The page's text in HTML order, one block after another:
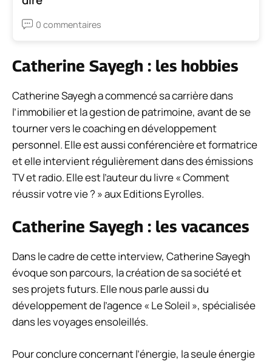
0 commentaires
Catherine Sayegh : les hobbies
Catherine Sayegh a commencé sa carrière dans
l’immobilier et la gestion de patrimoine, avant de se
tourner vers le coaching en développement
personnel. Elle est aussi conférencière et formatrice
et elle intervient régulièrement dans des émissions
TV et radio. Elle est l’auteur du livre « Comment
réussir votre vie ? » aux Editions Eyrolles.
Catherine Sayegh : les vacances
Dans le cadre de cette interview, Catherine Sayegh
évoque son parcours, la création de sa société et
ses projets futurs. Elle nous parle aussi du
développement de l’agence « Le Soleil », spécialisée
dans les voyages ensoleillés.
Pour conclure concernant l’énergie, la seule énergie